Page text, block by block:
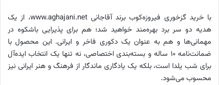
با خرید گزخوری فیروزه‌کوب برند آقاجانی www.aghajani.net، از یک
هدیه دو سر برد بهره‌مند خواهید شد؛ هم برای پذیرایی باشکوه در
مهمانی‌ها و هم به عنوان یک دکوری فاخر و ایرانی. این محصول با
ضمانت‌نامه ۱۰ ساله و بسته‌بندی اختصاصی، نه تنها یک انتخاب ایده‌آل
برای شب یلدا است، بلکه یک یادگاری ماندگار از فرهنگ و هنر ایرانی نیز
محسوب می‌شود.